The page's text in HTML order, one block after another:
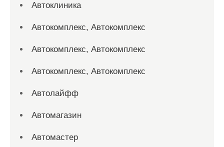
Автоклиника
Автокомплекс, Автокомплекс
Автокомплекс, Автокомплекс
Автокомплекс, Автокомплекс
Автолайфф
Автомагазин
Автомастер